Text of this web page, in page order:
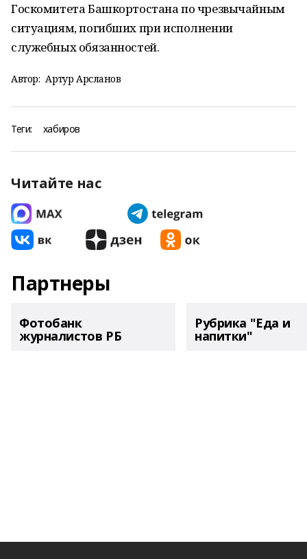
Госкомитета Башкортостана по чрезвычайным
ситуациям, погибших при исполнении
служебных обязанностей.
Автор: Артур Арсланов
Теги: хабиров
Читайте нас
Партнеры
Фотобанк
журналистов РБ
Рубрика "Еда и
напитки"